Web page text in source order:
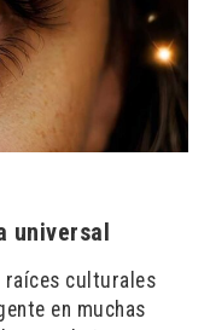
universal
raíces culturales
en muchas